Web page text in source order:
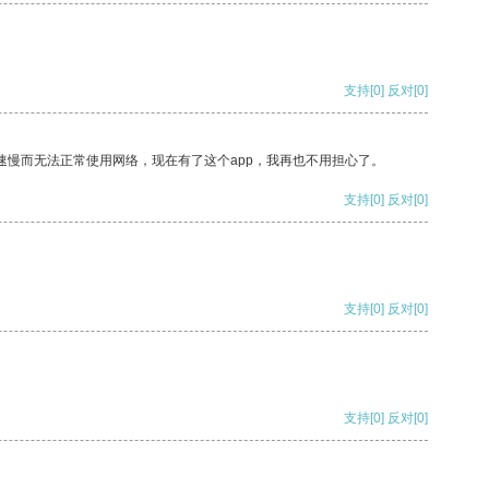
支持[0] 反对[0]
而无法正常使用网络，现在有了这个app，我再也不用担心了。
支持[0] 反对[0]
支持[0] 反对[0]
支持[0] 反对[0]